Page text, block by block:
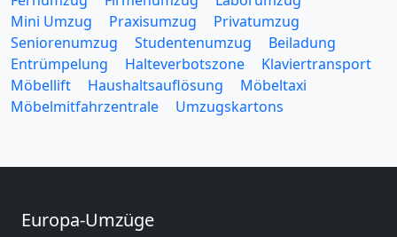
Mini Umzug
Praxisumzug
Privatumzug
Seniorenumzug
Studentenumzug
Beiladung
Entrümpelung
Halteverbotszone
Klaviertransport
Möbellift
Haushaltsauflösung
Möbeltaxi
Möbelmitfahrzentrale
Umzugskartons
Europa-Umzüge